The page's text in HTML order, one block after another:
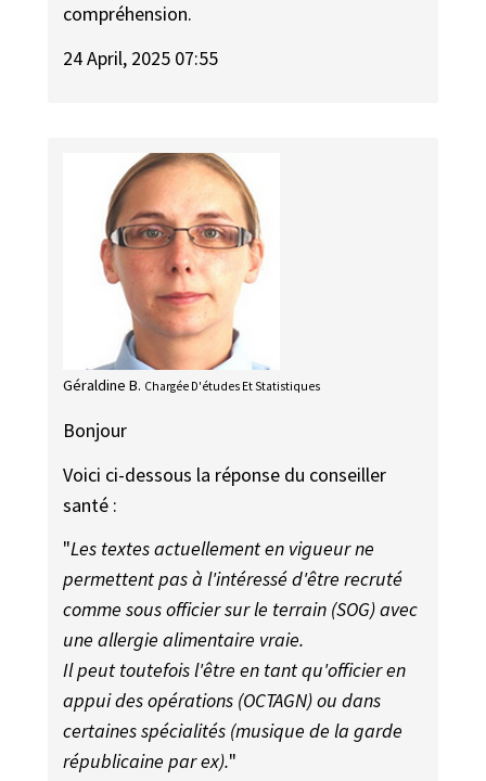
compréhension.
24 April, 2025 07:55
Géraldine B. Chargée D'études Et Statistiques
Bonjour
Voici ci-dessous la réponse du conseiller
santé :
"Les textes actuellement en vigueur ne
permettent pas à l'intéressé d'être recruté
comme sous officier sur le terrain (SOG) avec
une allergie alimentaire vraie.
Il peut toutefois l'être en tant qu'officier en
appui des opérations (OCTAGN) ou dans
certaines spécialités (musique de la garde
républicaine par ex)."